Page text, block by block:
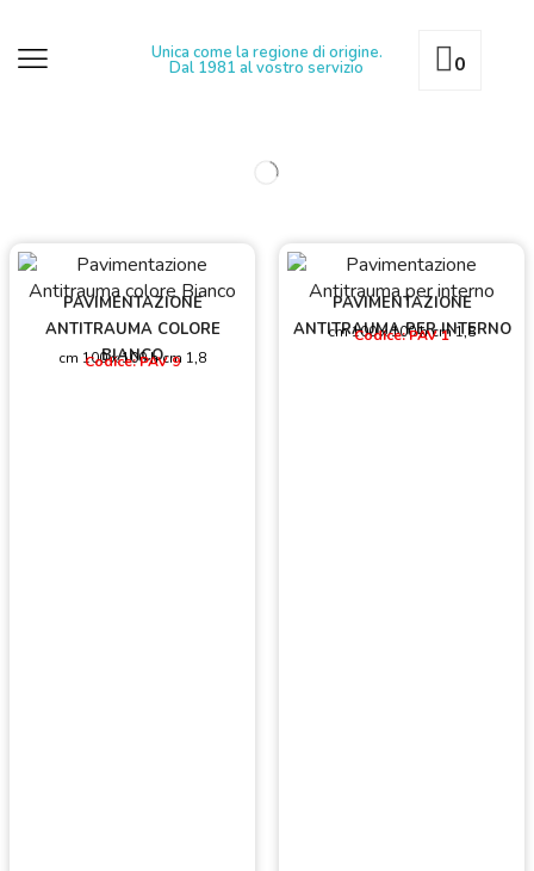
Unica come la regione di origine.
Dal 1981 al vostro servizio 0
PAVIMENTAZIONE
ANTITRAUMA COLORE
BIANCO
cm 100 x 100 h cm 1,8
Codice: PAV 9
PAVIMENTAZIONE
ANTITRAUMA PER INTERNO
cm 100 x 100 h cm 1,8
Codice: PAV 1